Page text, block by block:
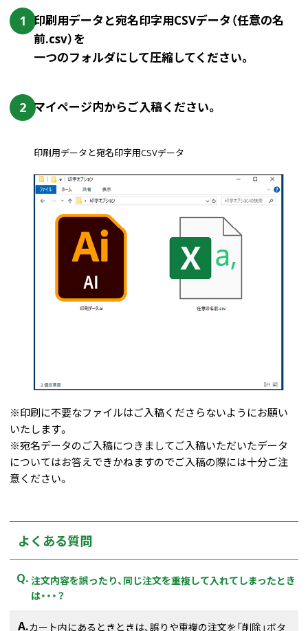
1 印刷用データと宛名印字用CSVデータ（任意の名
前.csv）を
一つのフォルダにして圧縮してください。
2 マイページ内からご入稿ください。
印刷用データと宛名印字用CSVデータ
※印刷に不要なファイルはご入稿くださらないようにお願い
いたします。
※宛名データのご入稿につきましてご入稿いただいたデータ
についてはお答えできかねますのでご入稿の際には十分ご注
意ください。
よくある質問
注文内容を誤ったり、同じ注文を重複して入れてしまったとき
は・・・？
カート内にあるときときは、誤りや重複の注文を「削除」ボタ